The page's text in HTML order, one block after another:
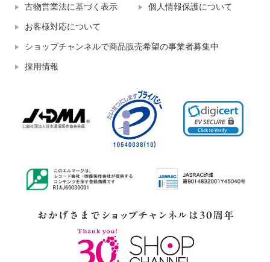
古物営業法に基づく表示 個人情報保護について
お客様対応について
ショップチャンネルで商品販売希望の事業者募集中
採用情報